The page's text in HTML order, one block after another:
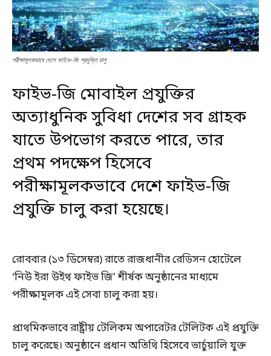
পরীক্ষামূলকভাবে দেশে ফাইভ-জি প্রযুক্তি চালু
ফাইভ-জি মোবাইল প্রযুক্তির
অত্যাধুনিক সুবিধা দেশের সব গ্রাহক
যাতে উপভোগ করতে পারে, তার
প্রথম পদক্ষেপ হিসেবে
পরীক্ষামূলকভাবে দেশে ফাইভ-জি
প্রযুক্তি চালু করা হয়েছে।
রোববার (১৩ ডিসেম্বর) রাতে রাজধানীর রেডিসন হোটেলে
‘নিউ ইরা উইথ ফাইভ জি’ শীর্ষক অনুষ্ঠানের মাধ্যমে
পরীক্ষামূলক এই সেবা চালু করা হয়।
প্রাথমিকভাবে রাষ্ট্রীয় টেলিকম অপারেটর টেলিটক এই প্রযুক্তি
চালু করেছে। অনুষ্ঠানে প্রধান অতিথি হিসেবে ভার্চুয়ালি যুক্ত